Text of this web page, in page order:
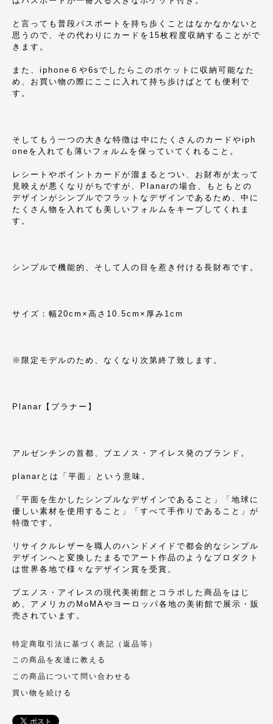
と言っても普段パスポートを持ち歩くことはなかなかないと
思うので、その代わりにカードを15枚程度収納することがで
きます。
また、iphone６や6sでしたらこのポケットに収納可能なた
め、お買い物の際にここに入れて持ち歩けばとても便利で
す。
そしてもう一つの大きな特徴は中にたくさんのカードやiph
oneを入れても薄いフォルムを保っていてくれること。
レシートやポイントカードが溜まるとつい、お財布が太って
見映えが悪くなりがちですが、Planarの場合、もともとの
デザインがシンプルでフラットなデザインであるため、中に
たくさん物を入れても美しいフォルムをキープしてくれま
す。
シンプルで機能的、そして人の目を惹き付ける長財布です。
サイズ：幅20cm×高さ10.5cm×厚み1cm
※限定モデルのため、なくなり次第終了致します。
Planar【プラナー】
アルゼンチンの首都、ブエノス・アイレス発のブランド。
planarとは「平面」という意味。
「平面を生かしたシンプルなデザインであること」「地球に
優しい素材を使用すること」「すべて手作りであること」が
特徴です。
リサイクルレザーを職人のハンドメイドで都会的なシンプル
デザインへと変換したまるでアート作品のようなプロダクト
は世界各地で様々なデザイン賞を受賞。
ブエノス・アイレスの現代美術館とコラボした商品をはじ
め、アメリカのMoMAやヨーロッパ各地の美術館で展示・販
売されています。
特定商取引法に基づく表記（返品等）
この商品を友達に教える
この商品について問い合わせる
買い物を続ける